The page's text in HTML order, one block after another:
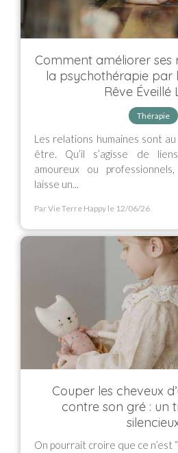
Comment améliorer ses
la psychothérapie par
Rêve Éveillé
Thérapie
Les relations humaines sont
être. Qu’il s’agisse de
amoureux ou
laisse un...
Par Vie Terre Happy le 12/06/26
Couper les cheveux
contre son gré : un
On pourrait croire que ce n’est